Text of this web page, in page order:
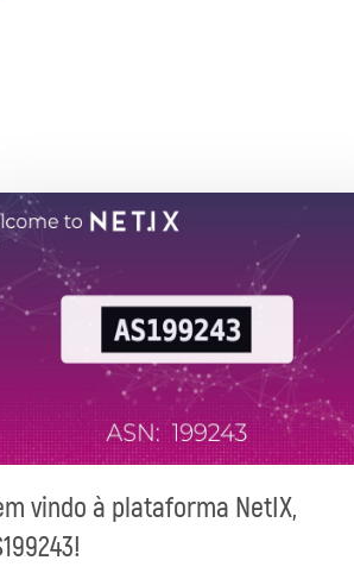
vindo à plataforma NetIX,